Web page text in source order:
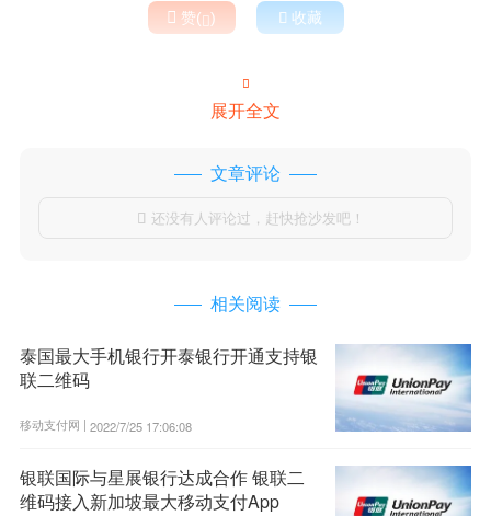
 赞()  收藏

展开全文
文章评论
 还没有人评论过，赶快抢沙发吧！
相关阅读
泰国最大手机银行开泰银行开通支持银
联二维码
移动支付网 | 2022/7/25 17:06:08
银联国际与星展银行达成合作 银联二
维码接入新加坡最大移动支付App